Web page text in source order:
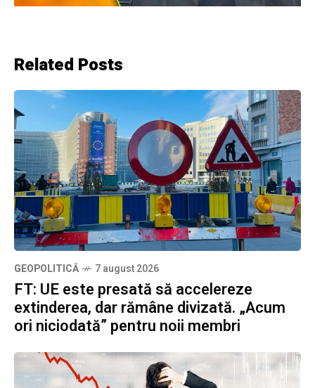
Related Posts
GEOPOLITICĂ 7 august 2026
FT: UE este presată să accelereze
extinderea, dar rămâne divizată. „Acum
ori niciodată” pentru noii membri